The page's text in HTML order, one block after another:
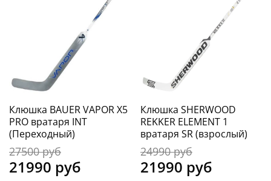
Клюшка BAUER VAPOR X5
PRO вратаря INT
(Переходный)
27500 руб
21990 руб
Клюшка SHERWOOD
REKKER ELEMENT 1
вратаря SR (взрослый)
24990 руб
21990 руб